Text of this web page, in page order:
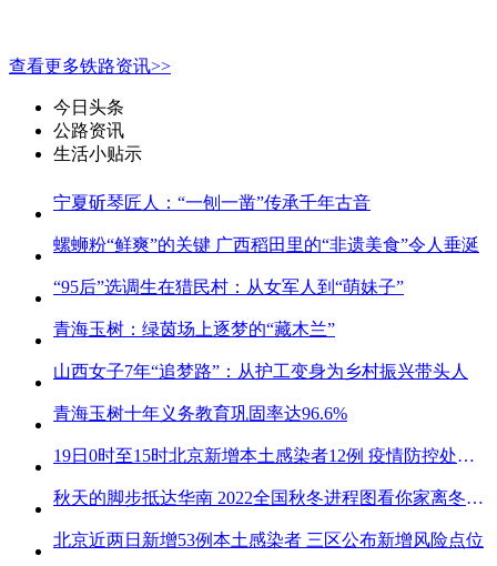
查看更多铁路资讯>>
今日头条
公路资讯
生活小贴示
宁夏斫琴匠人：“一刨一凿”传承千年古音
螺蛳粉“鲜爽”的关键 广西稻田里的“非遗美食”令人垂涎
“95后”选调生在猎民村：从女军人到“萌妹子”
青海玉树：绿茵场上逐梦的“藏木兰”
山西女子7年“追梦路”：从护工变身为乡村振兴带头人
青海玉树十年义务教育巩固率达96.6%
19日0时至15时北京新增本土感染者12例 疫情防控处关键时刻
秋天的脚步抵达华南 2022全国秋冬进程图看你家离冬天有多远
北京近两日新增53例本土感染者 三区公布新增风险点位